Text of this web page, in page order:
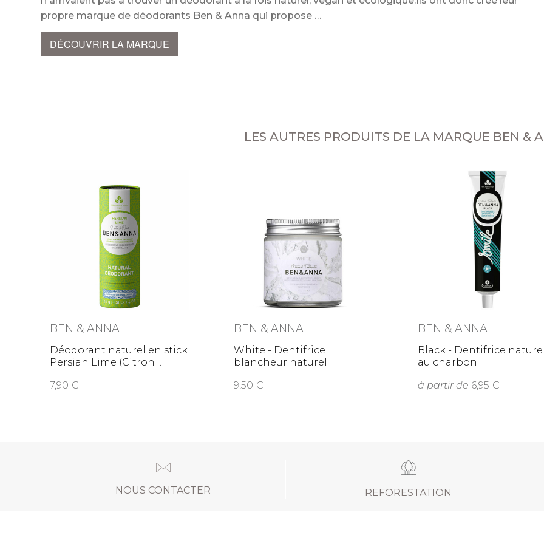
propre marque de déodorants Ben & Anna qui propose
DÉCOUVRIR LA MARQUE
LES AUTRES PRODUITS DE LA MARQUE BEN &
BEN & ANNA
Déodorant naturel en stick
Persian Lime (Citron
7,90
BEN & ANNA
White - Dentifrice
blancheur naturel
9,50
BEN & ANNA
Black - Dentifrice
au charbon
à partir de 6,95
NOUS CONTACTER REFORESTATION